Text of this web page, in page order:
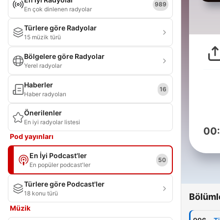
En çok dinlenen radyolar
989
Türlere göre Radyolar
15 müzik türü
Bölgelere göre Radyolar
Yerel radyolar
Haberler
Haber radyoları
16
Önerilenler
En iyi radyolar listesi
Pod yayınları
En İyi Podcast'ler
En popüler podcast'ler
50
Türlere göre Podcast'ler
18 konu türü
Müzik